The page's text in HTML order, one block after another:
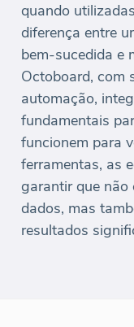
quando
diferença entre
bem-sucedida e
Octoboard, com
automação,
fundamentais
funcionem para
ferramentas, as
garantir que não
dados, mas
resultados